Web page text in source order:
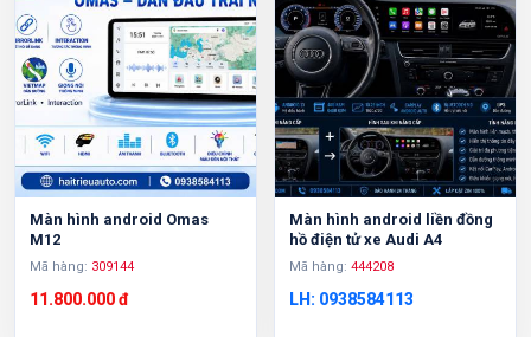
Màn hình android Omas
M12
Mã hàng: 309144
11.800.000 đ
Màn hình android liền đồng
hồ điện tử xe Audi A4
Mã hàng: 444208
LH: 0938584113